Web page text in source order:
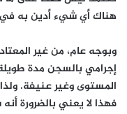
هناك أي شيء أدين به في
وبوجه عام، من غير
إجرامي بالسجن مدة
المستوى وغير عنيفة.
فهذا لا يعني بالضرورة